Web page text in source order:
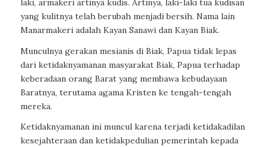
laki, armakeri artinya kudis. Artinya, laki-laki tua kudisan
yang kulitnya telah berubah menjadi bersih. Nama lain
Manarmakeri adalah Kayan Sanawi dan Kayan Biak.
Munculnya gerakan mesianis di Biak, Papua tidak lepas
dari ketidaknyamanan masyarakat Biak, Papua terhadap
keberadaan orang Barat yang membawa kebudayaan
Baratnya, terutama agama Kristen ke tengah-tengah
mereka.
Ketidaknyamanan ini muncul karena terjadi ketidakadilan
kesejahteraan dan ketidakpedulian pemerintah kepada